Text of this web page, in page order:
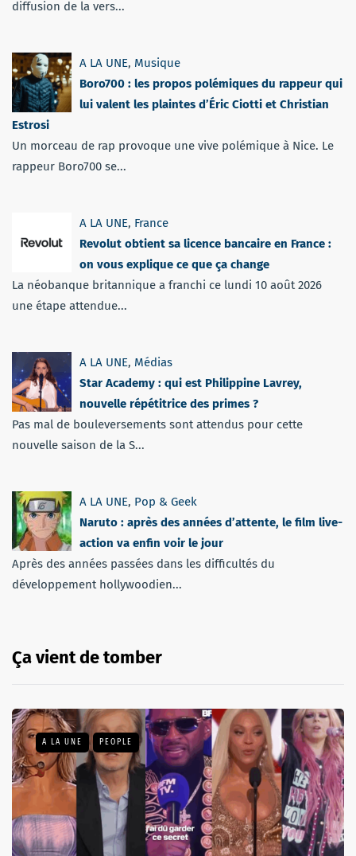
diffusion de la vers...
A LA UNE, Musique
Boro700 : les propos polémiques du rappeur qui
lui valent les plaintes d’Éric Ciotti et Christian
Estrosi
Un morceau de rap provoque une vive polémique à Nice. Le
rappeur Boro700 se...
A LA UNE, France
Revolut obtient sa licence bancaire en France :
on vous explique ce que ça change
La néobanque britannique a franchi ce lundi 10 août 2026
une étape attendue...
A LA UNE, Médias
Star Academy : qui est Philippine Lavrey,
nouvelle répétitrice des primes ?
Pas mal de bouleversements sont attendus pour cette
nouvelle saison de la S...
A LA UNE, Pop & Geek
Naruto : après des années d’attente, le film live-
action va enfin voir le jour
Après des années passées dans les difficultés du
développement hollywoodien...
Ça vient de tomber
A LA UNE PEOPLE